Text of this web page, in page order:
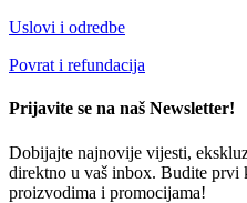
Uslovi i odredbe
Povrat i refundacija
Prijavite se na naš Newsletter!
Dobijajte najnovije vijesti,
direktno u vaš inbox. Budite prvi
proizvodima i promocijama!